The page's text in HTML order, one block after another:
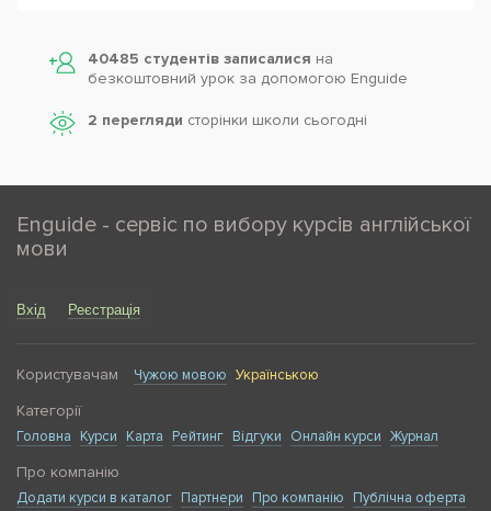
40485 студентів записалися на
безкоштовний урок за допомогою Enguide
2 перегляди сторінки школи cьогодні
Enguide - сервіс по вибору курсів англійської
мови
Вхід Реєстрація
Користувачам Чужою мовою Українською
Категорії
Головна Курси Карта Рейтинг Відгуки Онлайн курси Журнал
Про компанію
Додати курси в каталог Партнери Про компанію
Публічна оферта